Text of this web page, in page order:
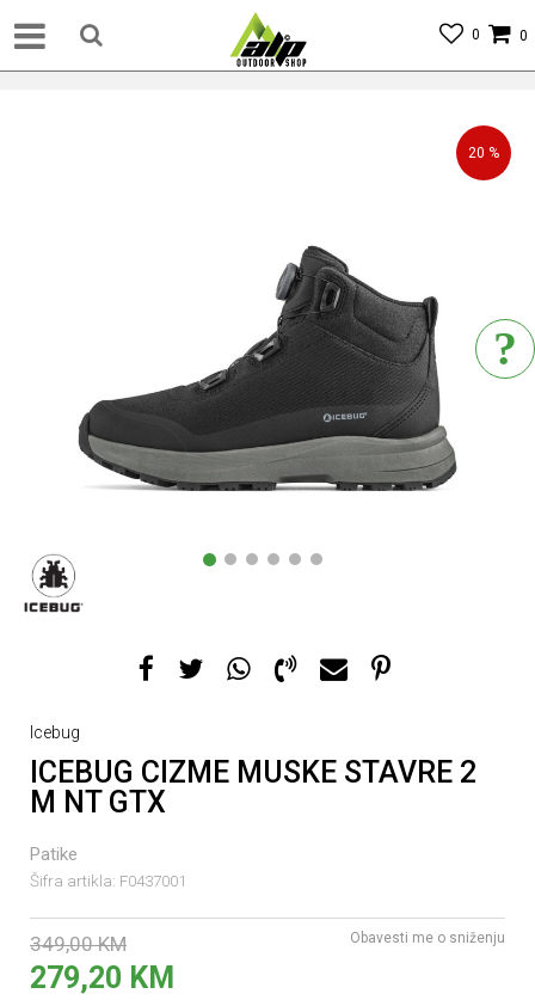
0
0
1 2 3 4 5 6
20 %
Icebug
ICEBUG CIZME MUSKE STAVRE 2
M NT GTX
Patike
Šifra artikla: F0437001
349,00 KM
279,20 KM
Obavesti me o sniženju